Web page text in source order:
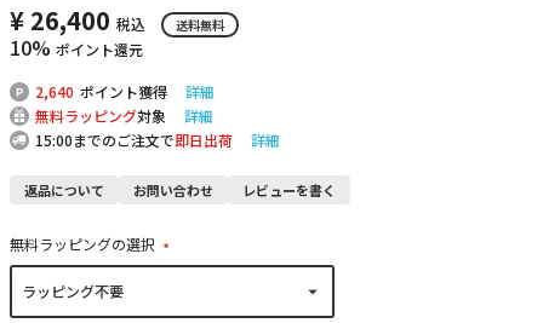
¥ 26,400 税込 送料無料
10% ポイント還元
2,640 ポイント獲得
詳細
無料ラッピング対象
詳細
15:00までのご注文で即日出荷 詳細
返品について お問い合わせ レビューを書く
無料ラッピングの選択
(